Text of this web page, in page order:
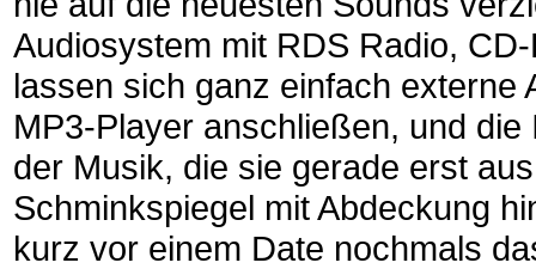
Audiosystem mit RDS Radio,
lassen sich ganz einfach externe
MP3-Player anschließen, und
der Musik, die sie gerade erst
Schminkspiegel mit Abdeckung
kurz vor einem Date nochmals